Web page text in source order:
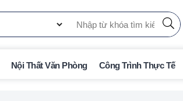
Nội Thất Văn Phòng Công Trình Thực Tế